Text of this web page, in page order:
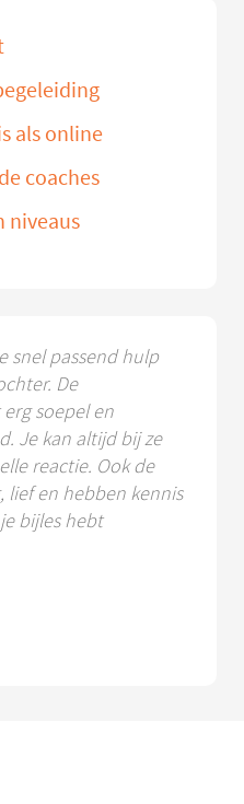
als online
coaches
niveaus
snel passend hulp
De
soepel en
Je kan altijd bij ze
reactie. Ook de
lief en hebben kennis
bijles hebt